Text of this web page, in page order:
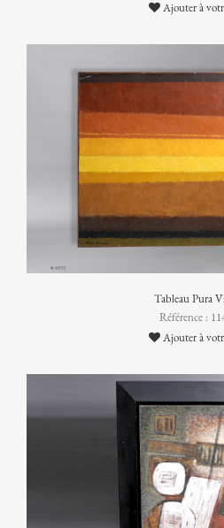
Ajouter à
Tableau Pura
Référence :
Ajouter à